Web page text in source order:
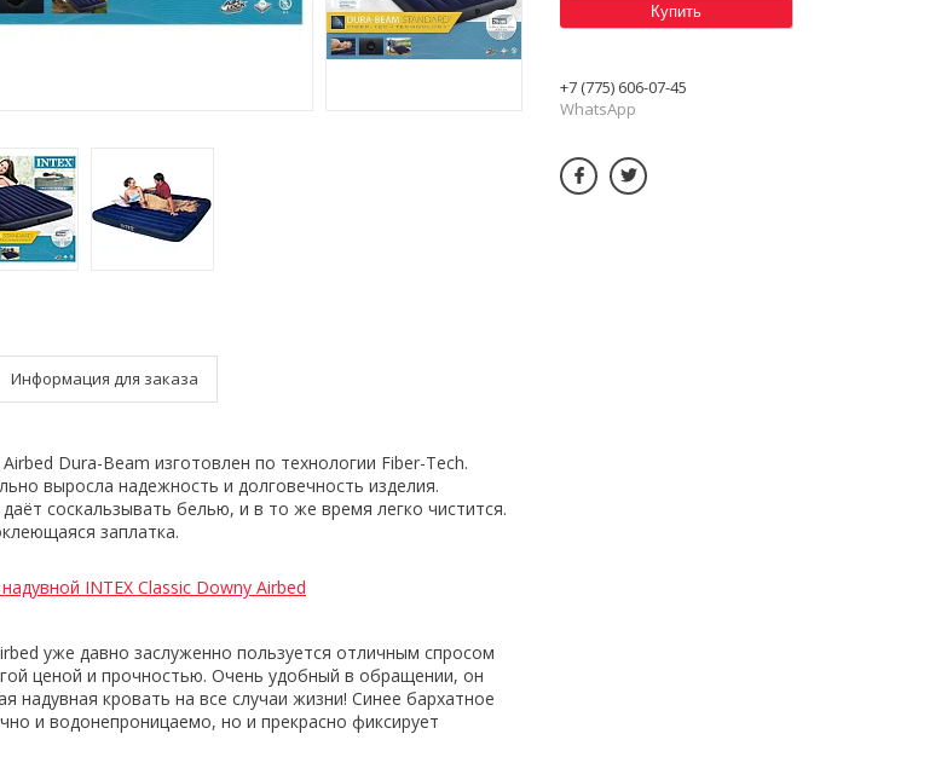
Информация для заказа
Dura-Beam изготовлен по технологии Fiber-Tech.
выросла надежность и долговечность изделия.
соскальзывать белью, и в то же время легко чистится.
заплатка.
INTEX Classic Downy Airbed
уже давно заслуженно пользуется отличным спросом
ценой и прочностью. Очень удобный в обращении, он
надувная кровать на все случаи жизни! Синее бархатное
и водонепроницаемо, но и прекрасно фиксирует
Купить
+7 (775) 606-07-45
WhatsApp